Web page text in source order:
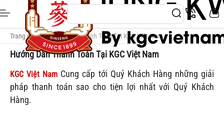
Trang chủ / Hướng Dẫn Thanh Toán Tại KGC Việt Nam
Hướng Dẫn Thanh Toán Tại KGC Việt Nam
KGC Việt Nam Cung cấp tới Quý Khách Hàng những giải
pháp thanh toán sao cho tiện lợi nhất với Quý Khách
Hàng.